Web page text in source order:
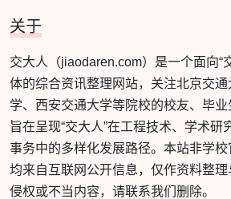
关于
交大人（jiaodaren.com）是一个面向“
体的综合资讯整理网站，关注北京交
学、西安交通大学等院校的校友、毕业
旨在呈现“交大人”在工程技术、学术研
事务中的多样化发展路径。本站非学
均来自互联网公开信息，仅作资料整
侵权或不当内容，请联系我们删除。